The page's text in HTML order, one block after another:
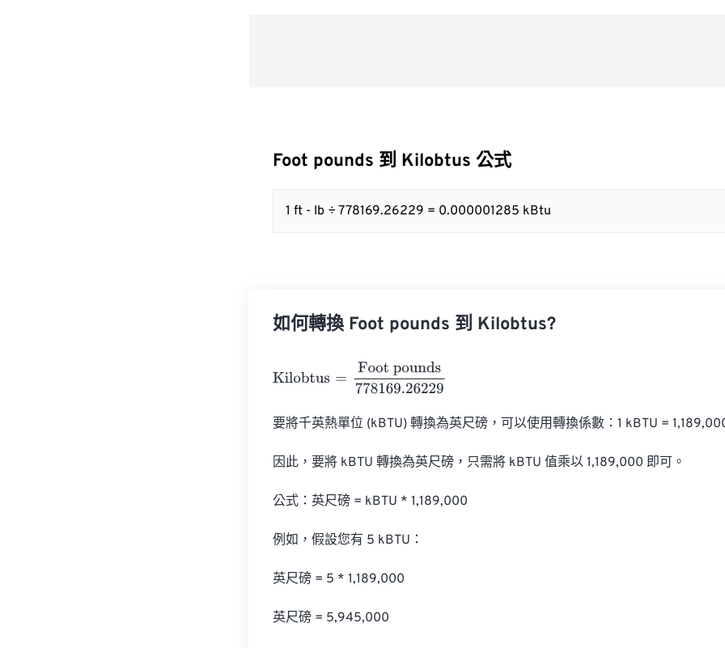
Foot pounds 到 Kilobtus 公式
1 ft - lb ÷ 778169.26229 = 0.000001285 kBtu
如何轉換 Foot pounds 到 Kilobtus?
Kilobtus Foot pounds778169.26229
要將千英熱單位 (kBTU) 轉換為英尺磅，可以使用轉換係數：1 kBTU =
因此，要將 kBTU 轉換為英尺磅，只需將 kBTU 值乘以 1,189,000 即可。
公式：英尺磅 = kBTU * 1,189,000
例如，假設您有 5 kBTU：
英尺磅 = 5 * 1,189,000
英尺磅 = 5,945,000